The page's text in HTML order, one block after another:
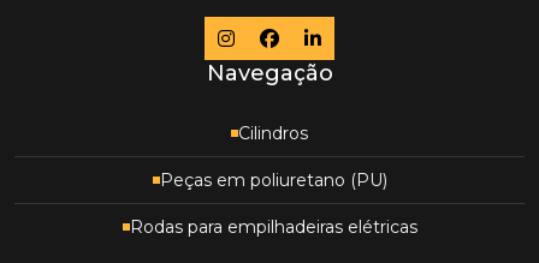
Navegação
Cilindros
Peças em poliuretano (PU)
Rodas para empilhadeiras elétricas